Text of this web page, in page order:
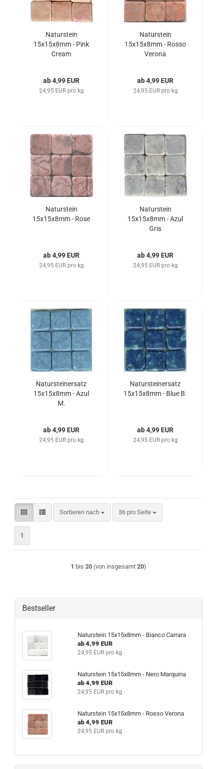
Naturstein
15x15x8mm - Pink
Cream
ab 4,99 EUR
24,95 EUR pro kg
Naturstein
15x15x8mm - Rosso
Verona
ab 4,99 EUR
24,95 EUR pro kg
Naturstein
15x15x8mm - Rose
ab 4,99 EUR
24,95 EUR pro kg
Naturstein
15x15x8mm - Azul
Gris
ab 4,99 EUR
24,95 EUR pro kg
Natursteinersatz
15x15x8mm - Azul
M.
ab 4,99 EUR
24,95 EUR pro kg
Natursteinersatz
15x15x8mm - Blue B.
ab 4,99 EUR
24,95 EUR pro kg
Sortieren nach
Sortieren nach 36 pro Seite
pro Seite
1
1 bis 20 (von insgesamt 20)
Bestseller
Naturstein 15x15x8mm - Bianco Carrara
ab 4,99 EUR
24,95 EUR pro kg
Naturstein 15x15x8mm - Nero Marquina
ab 4,99 EUR
24,95 EUR pro kg
Naturstein 15x15x8mm - Rosso Verona
ab 4,99 EUR
24,95 EUR pro kg